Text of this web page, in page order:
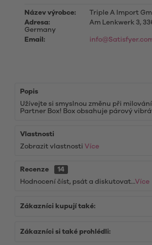
Název výrobce:
Triple A Import
Adresa:
Am Lenkwerk 3,
Germany
Email:
Popis
Užívejte si smyslnou změnu při
Partner Box! Box obsahuje párový
Vlastnosti
Zobrazit vlastnosti Více
Recenze
14
Hodnocení číst, psát a diskutovat...Více
Zákazníci kupují také:
Zákazníci si také prohlédli: